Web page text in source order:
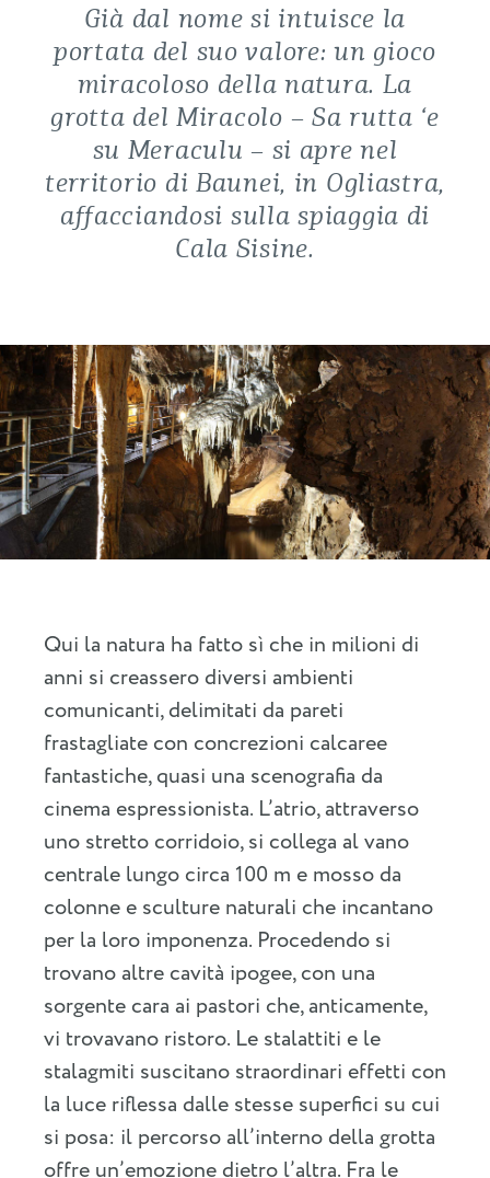
Già dal nome si intuisce la
portata del suo valore: un gioco
miracoloso della natura. La
grotta del Miracolo – Sa rutta ‘e
su Meraculu – si apre nel
territorio di Baunei, in Ogliastra,
affacciandosi sulla spiaggia di
Cala Sisine.
Qui la natura ha fatto sì che in milioni di
anni si creassero diversi ambienti
comunicanti, delimitati da pareti
frastagliate con concrezioni calcaree
fantastiche, quasi una scenografia da
cinema espressionista. L’atrio, attraverso
uno stretto corridoio, si collega al vano
centrale lungo circa 100 m e mosso da
colonne e sculture naturali che incantano
per la loro imponenza. Procedendo si
trovano altre cavità ipogee, con una
sorgente cara ai pastori che, anticamente,
vi trovavano ristoro. Le stalattiti e le
stalagmiti suscitano straordinari effetti con
la luce riflessa dalle stesse superfici su cui
si posa: il percorso all’interno della grotta
offre un’emozione dietro l’altra. Fra le